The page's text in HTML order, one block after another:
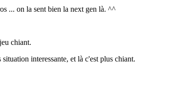
... on la sent bien la next gen là. ^^
chiant.
interessante, et là c'est plus chiant.